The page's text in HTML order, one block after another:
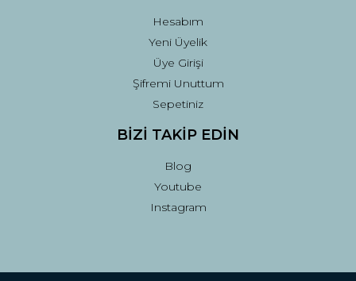
Hesabım
Yeni Üyelik
Üye Girişi
Şifremi Unuttum
Sepetiniz
BİZİ TAKİP EDİN
Blog
Youtube
Instagram